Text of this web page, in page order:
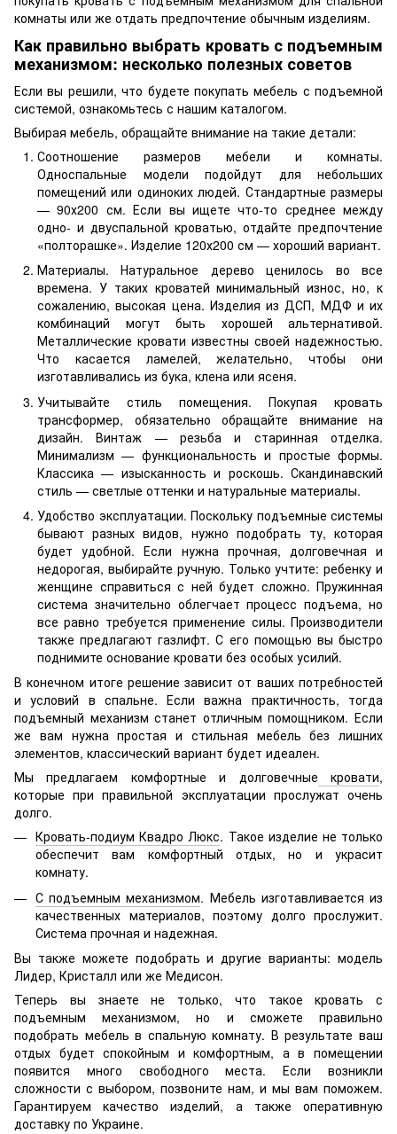
комнаты или же отдать предпочтение обычным изделиям.
Как правильно выбрать кровать с подъемным
механизмом: несколько полезных советов
Если вы решили, что будете покупать мебель с подъемной
системой, ознакомьтесь с нашим каталогом.
Выбирая мебель, обращайте внимание на такие детали:
Соотношение размеров мебели и комнаты.
Односпальные модели подойдут для небольших
помещений или одиноких людей. Стандартные размеры
— 90х200 см. Если вы ищете что-то среднее между
одно- и двуспальной кроватью, отдайте предпочтение
«полторашке». Изделие 120х200 см — хороший вариант.
Материалы. Натуральное дерево ценилось во все
времена. У таких кроватей минимальный износ, но, к
сожалению, высокая цена. Изделия из ДСП, МДФ и их
комбинаций могут быть хорошей альтернативой.
Металлические кровати известны своей надежностью.
Что касается ламелей, желательно, чтобы они
изготавливались из бука, клена или ясеня.
Учитывайте стиль помещения. Покупая кровать
трансформер, обязательно обращайте внимание на
дизайн. Винтаж — резьба и старинная отделка.
Минимализм — функциональность и простые формы.
Классика — изысканность и роскошь. Скандинавский
стиль — светлые оттенки и натуральные материалы.
Удобство эксплуатации. Поскольку подъемные системы
бывают разных видов, нужно подобрать ту, которая
будет удобной. Если нужна прочная, долговечная и
недорогая, выбирайте ручную. Только учтите: ребенку и
женщине справиться с ней будет сложно. Пружинная
система значительно облегчает процесс подъема, но
все равно требуется применение силы. Производители
также предлагают газлифт. С его помощью вы быстро
поднимите основание кровати без особых усилий.
В конечном итоге решение зависит от ваших потребностей
и условий в спальне. Если важна практичность, тогда
подъемный механизм станет отличным помощником. Если
же вам нужна простая и стильная мебель без лишних
элементов, классический вариант будет идеален.
Мы предлагаем комфортные и долговечные кровати,
которые при правильной эксплуатации прослужат очень
долго.
Кровать-подиум Квадро Люкс. Такое изделие не только
обеспечит вам комфортный отдых, но и украсит
комнату.
С подъемным механизмом. Мебель изготавливается из
качественных материалов, поэтому долго прослужит.
Система прочная и надежная.
Вы также можете подобрать и другие варианты: модель
Лидер, Кристалл или же Медисон.
Теперь вы знаете не только, что такое кровать с
подъемным механизмом, но и сможете правильно
подобрать мебель в спальную комнату. В результате ваш
отдых будет спокойным и комфортным, а в помещении
появится много свободного места. Если возникли
сложности с выбором, позвоните нам, и мы вам поможем.
Гарантируем качество изделий, а также оперативную
доставку по Украине.